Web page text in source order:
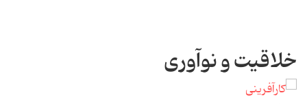
خلاقیت و نوآوری